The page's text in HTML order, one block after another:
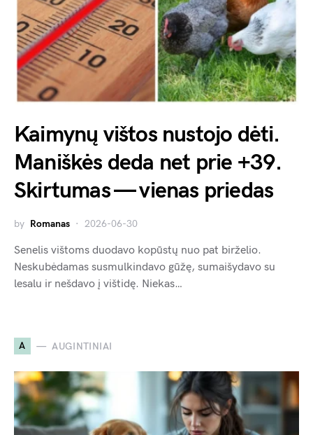
Kaimynų vištos nustojo dėti.
Maniškės deda net prie +39.
Skirtumas — vienas priedas
by Romanas 2026-06-30
Senelis vištoms duodavo kopūstų nuo pat birželio.
Neskubėdamas susmulkindavo gūžę, sumaišydavo su
lesalu ir nešdavo į vištidę. Niekas…
A AUGINTINIAI